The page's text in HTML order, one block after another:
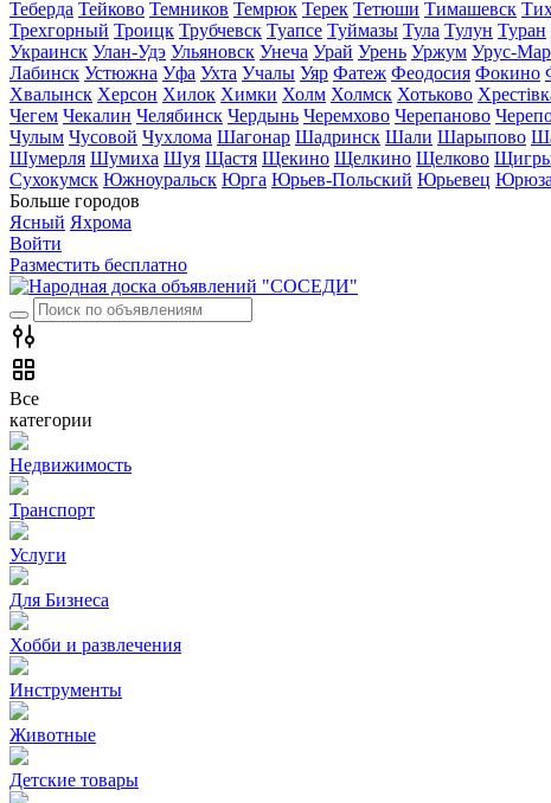
Теберда Тейково Темников Темрюк Терек Тетюши Тимашевск
Трехгорный Троицк Трубчевск Туапсе Туймазы Тула Тулун Туран
Украинск Улан-Удэ Ульяновск Унеча Урай Урень Уржум Урус-
Лабинск Устюжна Уфа Ухта Учалы Уяр Фатеж Феодосия Фокино
Хвалынск Херсон Хилок Химки Холм Холмск Хотьково
Чегем Чекалин Челябинск Чердынь Черемхово Черепаново
Чулым Чусовой Чухлома Шагонар Шадринск Шали Шарыпово
Шумерля Шумиха Шуя Щастя Щекино Щелкино Щелково
Сухокумск Южноуральск Юрга Юрьев-Польский Юрьевец
Больше городов
Ясный Яхрома
Войти
Разместить бесплатно
Все
категории
Недвижимость
Транспорт
Услуги
Для Бизнеса
Хобби и развлечения
Инструменты
Животные
Детские товары